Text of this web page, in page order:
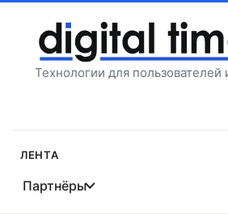
содержимому
Технологии для
Лента
Партнёры